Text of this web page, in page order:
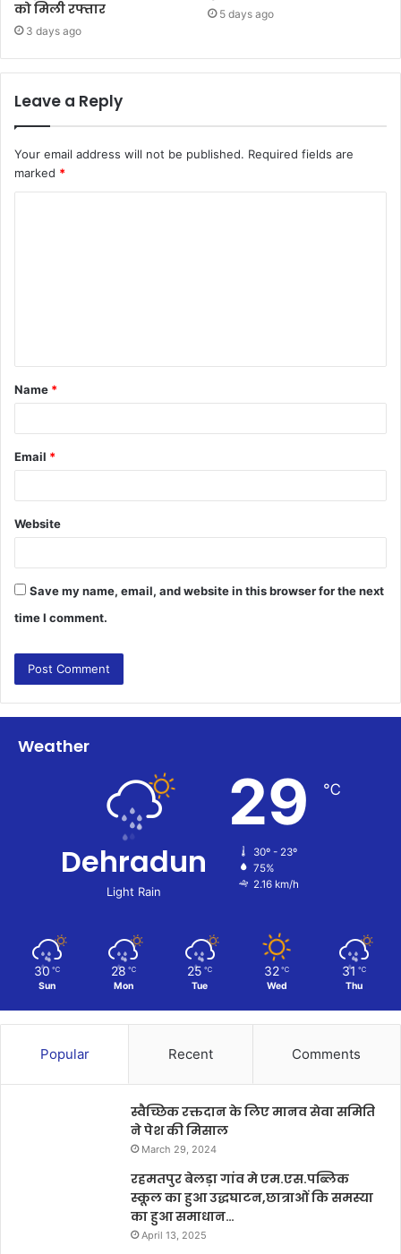
को मिली रफ्तार
3 days ago
5 days ago
Leave a Reply
Your email address will not be published. Required fields are
marked *
t
*
Name *
Email *
Website
Save my name, email, and website in this browser for the next
time I comment.
Weather
Dehradun
Light Rain
29 ℃
30º - 23º
75%
2.16 km/h
30 ℃
Sun
28 ℃
Mon
25 ℃
Tue
32 ℃
Wed
31 ℃
Thu
Popular Recent Comments
स्वैच्छिक रक्तदान के लिए मानव सेवा समिति
ने पेश की मिसाल
March 29, 2024
रहमतपुर बेलड़ा गांव मे एम.एस.पब्लिक
स्कूल का हुआ उद्धघाटन,छात्राओं कि समस्या
का हुआ समाधान…
April 13, 2025